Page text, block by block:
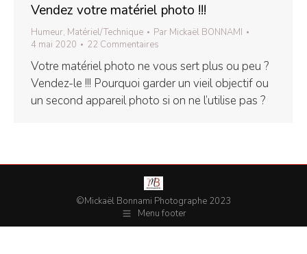
Vendez votre matériel photo !!!
Humeur, Matériel/Technique Par Mickaël BONNAMI
4 mai 2020
22 Commentaires
Votre matériel photo ne vous sert plus ou peu ?
Vendez-le !!! Pourquoi garder un vieil objectif ou
un second appareil photo si on ne l’utilise pas ?
©Mickaël Bonnami Photographe 2023
Menu footer